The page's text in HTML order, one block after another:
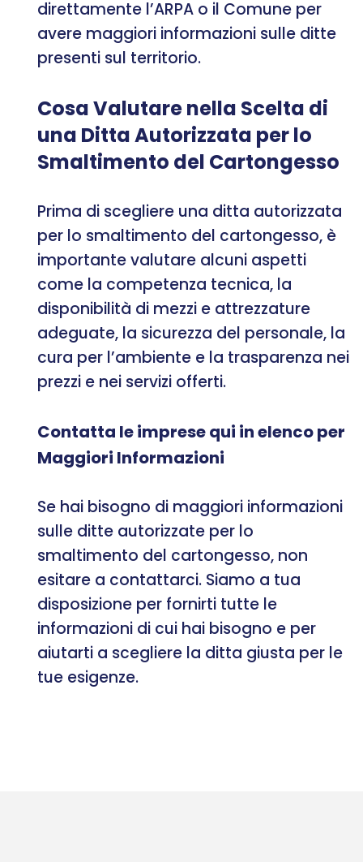
direttamente l’ARPA o il Comune per
avere maggiori informazioni sulle ditte
presenti sul territorio.
Cosa Valutare nella Scelta di
una Ditta Autorizzata per lo
Smaltimento del Cartongesso
Prima di scegliere una ditta autorizzata
per lo smaltimento del cartongesso, è
importante valutare alcuni aspetti
come la competenza tecnica, la
disponibilità di mezzi e attrezzature
adeguate, la sicurezza del personale, la
cura per l’ambiente e la trasparenza nei
prezzi e nei servizi offerti.
Contatta le imprese qui in elenco per
Maggiori Informazioni
Se hai bisogno di maggiori informazioni
sulle ditte autorizzate per lo
smaltimento del cartongesso, non
esitare a contattarci. Siamo a tua
disposizione per fornirti tutte le
informazioni di cui hai bisogno e per
aiutarti a scegliere la ditta giusta per le
tue esigenze.